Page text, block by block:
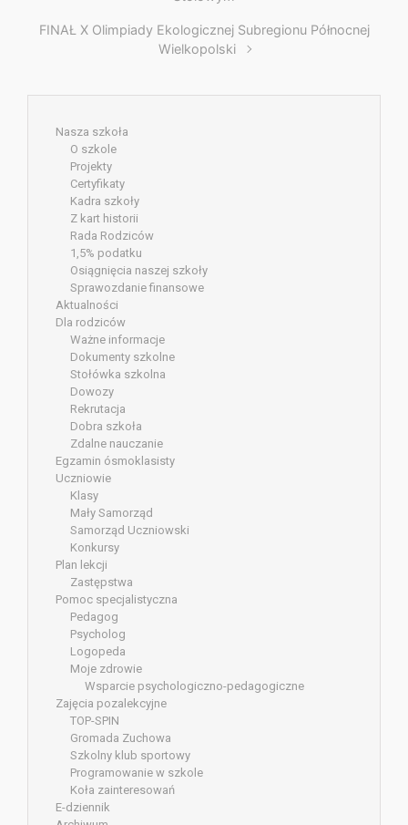
FINAŁ X Olimpiady Ekologicznej Subregionu Północnej
Wielkopolski
Nasza szkoła
O szkole
Projekty
Certyfikaty
Kadra szkoły
Z kart historii
Rada Rodziców
1,5% podatku
Osiągnięcia naszej szkoły
Sprawozdanie finansowe
Aktualności
Dla rodziców
Ważne informacje
Dokumenty szkolne
Stołówka szkolna
Dowozy
Rekrutacja
Dobra szkoła
Zdalne nauczanie
Egzamin ósmoklasisty
Uczniowie
Klasy
Mały Samorząd
Samorząd Uczniowski
Konkursy
Plan lekcji
Zastępstwa
Pomoc specjalistyczna
Pedagog
Psycholog
Logopeda
Moje zdrowie
Wsparcie psychologiczno-pedagogiczne
Zajęcia pozalekcyjne
TOP-SPIN
Gromada Zuchowa
Szkolny klub sportowy
Programowanie w szkole
Koła zainteresowań
E-dziennik